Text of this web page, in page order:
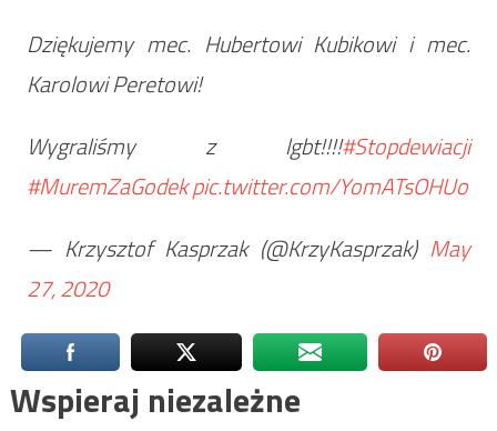
Dziękujemy mec. Hubertowi Kubikowi i mec.
Karolowi Peretowi!
Wygraliśmy z lgbt!!!!#Stopdewiacji
#MuremZaGodekpic.twitter.com/YomATsOHUo
— Krzysztof Kasprzak (@KrzyKasprzak) May
27, 2020
Wspieraj niezależne